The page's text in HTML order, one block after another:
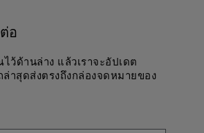
อ
ว้ด้านล่าง แล้วเราจะอัปเดต
ล่าสุดส่งตรงถึงกล่องจดหมายของ